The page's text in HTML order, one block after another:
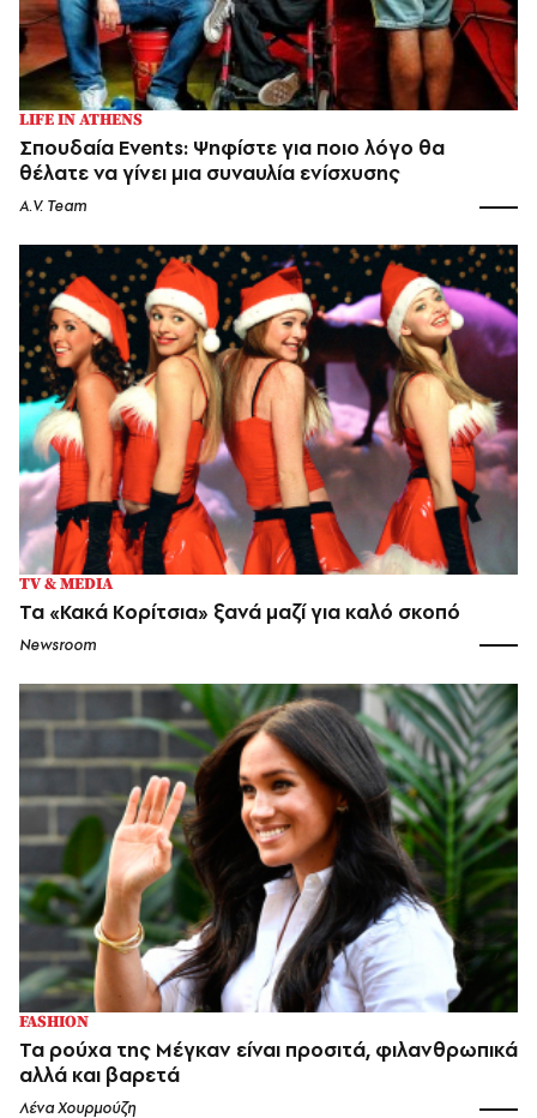
LIFE IN ATHENS
Σπουδαία Events: Ψηφίστε για ποιο λόγο θα
θέλατε να γίνει μια συναυλία ενίσχυσης
A.V. Team
TV & MEDIA
Τα «Κακά Κορίτσια» ξανά μαζί για καλό σκοπό
Newsroom
FASHION
Τα ρούχα της Μέγκαν είναι προσιτά, φιλανθρωπικά
αλλά και βαρετά
Λένα Χουρμούζη